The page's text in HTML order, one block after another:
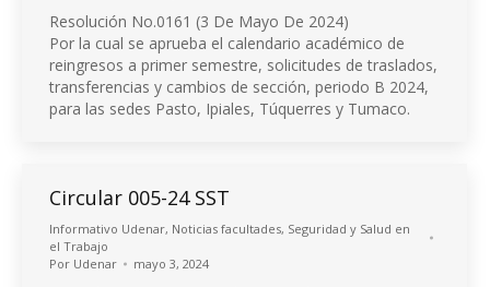
Resolución No.0161 (3 De Mayo De 2024)
Por la cual se aprueba el calendario académico de
reingresos a primer semestre, solicitudes de traslados,
transferencias y cambios de sección, periodo B 2024,
para las sedes Pasto, Ipiales, Túquerres y Tumaco.
Circular 005-24 SST
Informativo Udenar, Noticias facultades, Seguridad y Salud en
el Trabajo
Por Udenar mayo 3, 2024